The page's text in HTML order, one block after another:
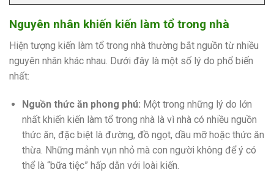
Nguyên nhân khiến kiến làm tổ trong nhà
Hiện tượng kiến làm tổ trong nhà thường bắt nguồn từ nhiều
nguyên nhân khác nhau. Dưới đây là một số lý do phổ biến
nhất:
Nguồn thức ăn phong phú: Một trong những lý do lớn
nhất khiến kiến làm tổ trong nhà là vì nhà có nhiều nguồn
thức ăn, đặc biệt là đường, đồ ngọt, dầu mỡ hoặc thức ăn
thừa. Những mảnh vụn nhỏ mà con người không để ý có
thể là “bữa tiệc” hấp dẫn với loài kiến.